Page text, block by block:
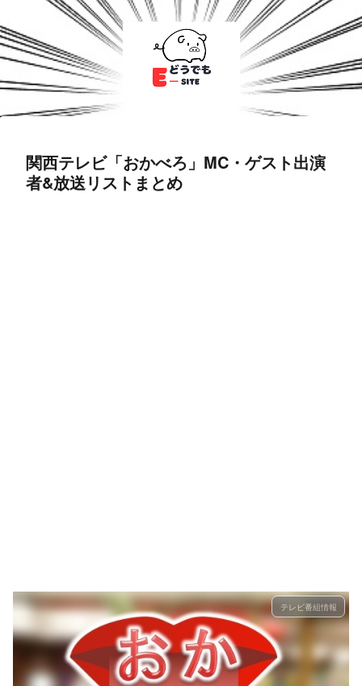
関西テレビ「おかべろ」MC・ゲスト出演
者&放送リストまとめ
テレビ番組情報